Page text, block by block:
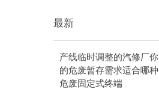
最新
产线临时调整的汽修厂你
的危废暂存需求适合哪种
危废固定式终端